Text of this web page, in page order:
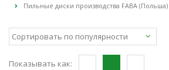
Пильные диски производства FABA (Польша)
Показывать как: